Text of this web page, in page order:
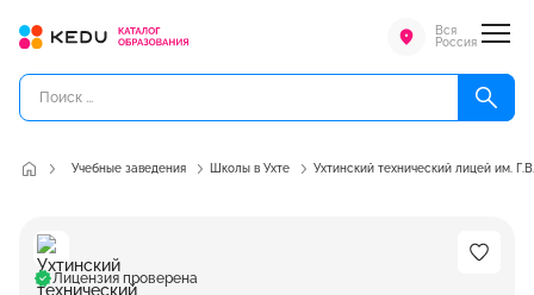
Вся
Россия
Учебные заведения Школы в Ухте Ухтинский технический лицей им.
Лицензия проверена